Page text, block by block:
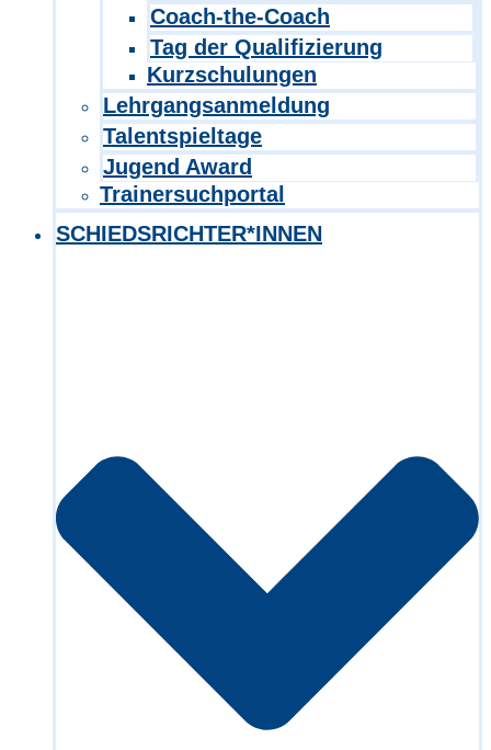
Coach-the-Coach
Tag der Qualifizierung
Kurzschulungen
Lehrgangsanmeldung
Talentspieltage
Jugend Award
Trainersuchportal
SCHIEDSRICHTER*INNEN